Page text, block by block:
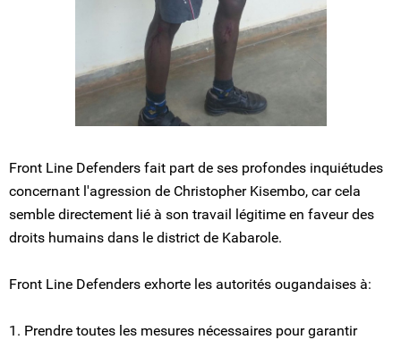
Front Line Defenders fait part de ses profondes inquiétudes
concernant l'agression de Christopher Kisembo, car cela
semble directement lié à son travail légitime en faveur des
droits humains dans le district de Kabarole.
Front Line Defenders exhorte les autorités ougandaises à:
1. Prendre toutes les mesures nécessaires pour garantir